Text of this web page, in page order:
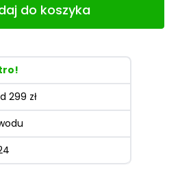
do koszyka
299 zł